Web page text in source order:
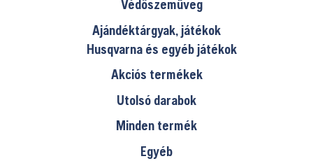
Védőszemüveg
Ajándéktárgyak, játékok
Husqvarna és egyéb játékok
Akciós termékek
Utolsó darabok
Minden termék
Egyéb